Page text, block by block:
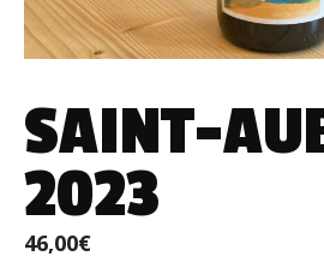
SAINT-
2023
46,00€